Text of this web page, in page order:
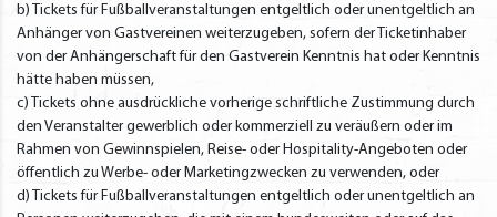
b) Tickets für Fußballveranstaltungen entgeltlich oder unentgeltlich an
Anhänger von Gastvereinen weiterzugeben, sofern der Ticketinhaber
von der Anhängerschaft für den Gastverein Kenntnis hat oder Kenntnis
hätte haben müssen,
c) Tickets ohne ausdrückliche vorherige schriftliche Zustimmung durch
den Veranstalter gewerblich oder kommerziell zu veräußern oder im
Rahmen von Gewinnspielen, Reise- oder Hospitality-Angeboten oder
öffentlich zu Werbe- oder Marketingzwecken zu verwenden, oder
d) Tickets für Fußballveranstaltungen entgeltlich oder unentgeltlich an